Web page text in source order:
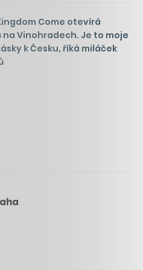
Come otevírá
na Vinohradech. Je to moje
k Česku, říká miláček